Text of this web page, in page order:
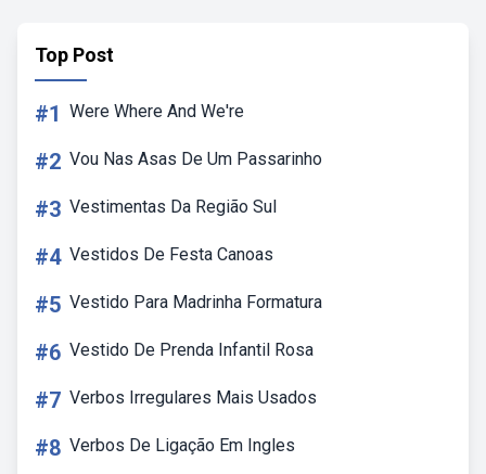
Top Post
#1 Were Where And We're
#2 Vou Nas Asas De Um Passarinho
#3 Vestimentas Da Região Sul
#4 Vestidos De Festa Canoas
#5 Vestido Para Madrinha Formatura
#6 Vestido De Prenda Infantil Rosa
#7 Verbos Irregulares Mais Usados
#8 Verbos De Ligação Em Ingles